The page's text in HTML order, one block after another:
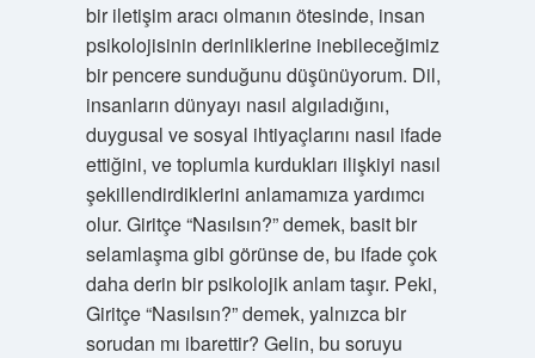
bir iletişim aracı olmanın ötesinde, insan
psikolojisinin derinliklerine inebileceğimiz
bir pencere sunduğunu düşünüyorum. Dil,
insanların dünyayı nasıl algıladığını,
duygusal ve sosyal ihtiyaçlarını nasıl ifade
ettiğini, ve toplumla kurdukları ilişkiyi nasıl
şekillendirdiklerini anlamamıza yardımcı
olur. Giritçe “Nasılsın?” demek, basit bir
selamlaşma gibi görünse de, bu ifade çok
daha derin bir psikolojik anlam taşır. Peki,
Giritçe “Nasılsın?” demek, yalnızca bir
sorudan mı ibarettir? Gelin, bu soruyu